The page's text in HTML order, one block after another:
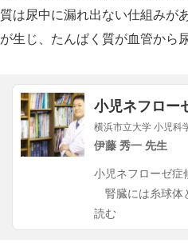
質は尿中に漏れ出ない仕組みが
が生じ、たんぱく質が血管から
小児ネフロー
横浜市立大学 小児科
伊藤 秀一 先生
小児ネフローゼ症
腎臓には糸球体
読む